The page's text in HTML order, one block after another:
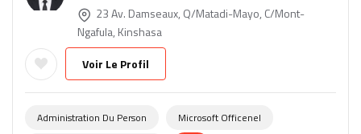
23 Av. Damseaux, Q/Matadi-Mayo, C/Mont-
Ngafula, Kinshasa
Voir Le Profil
Administration Du Person Microsoft Officenel